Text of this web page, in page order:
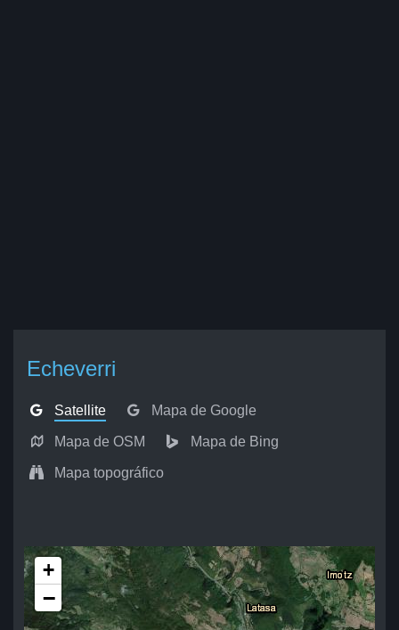
Echeverri
Satellite Mapa de Google
Mapa de OSM Mapa de Bing
Mapa topográfico
+
−